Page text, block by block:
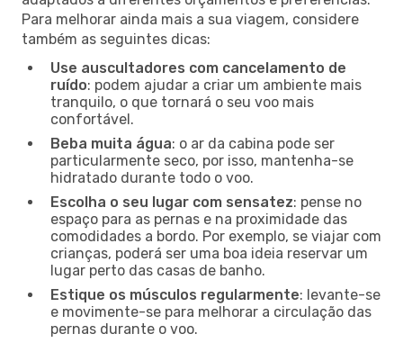
Para melhorar ainda mais a sua viagem, considere
também as seguintes dicas:
Use auscultadores com cancelamento de
ruído: podem ajudar a criar um ambiente mais
tranquilo, o que tornará o seu voo mais
confortável.
Beba muita água: o ar da cabina pode ser
particularmente seco, por isso, mantenha-se
hidratado durante todo o voo.
Escolha o seu lugar com sensatez: pense no
espaço para as pernas e na proximidade das
comodidades a bordo. Por exemplo, se viajar com
crianças, poderá ser uma boa ideia reservar um
lugar perto das casas de banho.
Estique os músculos regularmente: levante-se
e movimente-se para melhorar a circulação das
pernas durante o voo.